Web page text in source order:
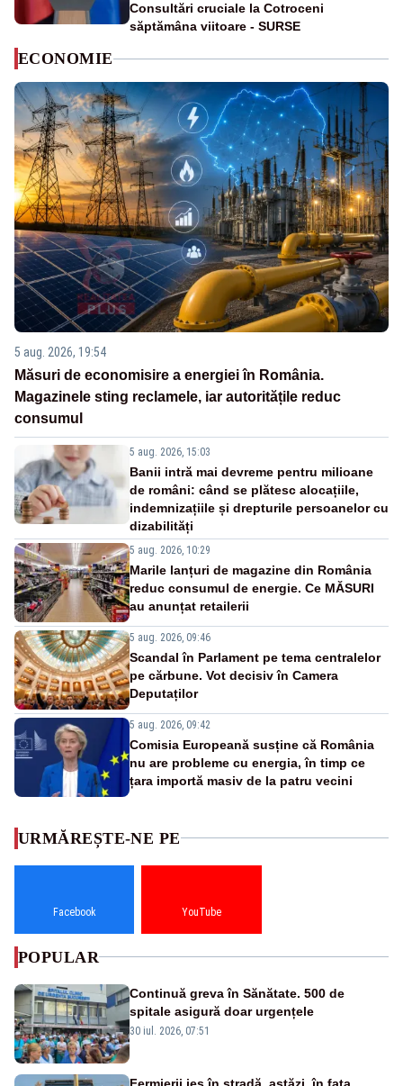
Consultări cruciale la Cotroceni
săptămâna viitoare - SURSE
ECONOMIE
5 aug. 2026, 19:54
Măsuri de economisire a energiei în România.
Magazinele sting reclamele, iar autoritățile reduc
consumul
5 aug. 2026, 15:03
Banii intră mai devreme pentru milioane
de români: când se plătesc alocațiile,
indemnizațiile și drepturile persoanelor cu
dizabilități
5 aug. 2026, 10:29
Marile lanțuri de magazine din România
reduc consumul de energie. Ce MĂSURI
au anunțat retailerii
5 aug. 2026, 09:46
Scandal în Parlament pe tema centralelor
pe cărbune. Vot decisiv în Camera
Deputaților
5 aug. 2026, 09:42
Comisia Europeană susține că România
nu are probleme cu energia, în timp ce
țara importă masiv de la patru vecini
URMĂREȘTE-NE PE
Facebook YouTube
POPULAR
Continuă greva în Sănătate. 500 de
spitale asigură doar urgențele
30 iul. 2026, 07:51
Fermierii ies în stradă, astăzi, în fața